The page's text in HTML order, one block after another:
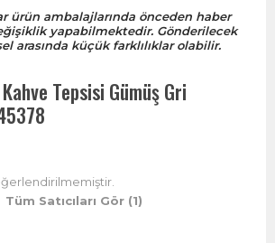
ürün ambalajlarında önceden haber
yapabilmektedir. Gönderilecek
arasında küçük farklılıklar olabilir.
Tepsisi Gümüş Gri
Tüm Satıcıları Gör (1)